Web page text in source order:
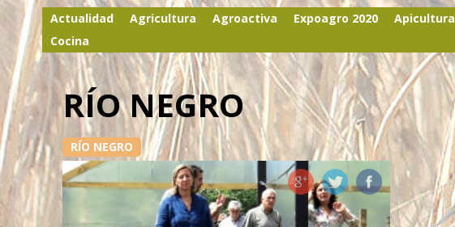
Actualidad Agricultura Agroactiva Expoagro 2020 Apicultura
Cocina
RÍO NEGRO
RÍO NEGRO